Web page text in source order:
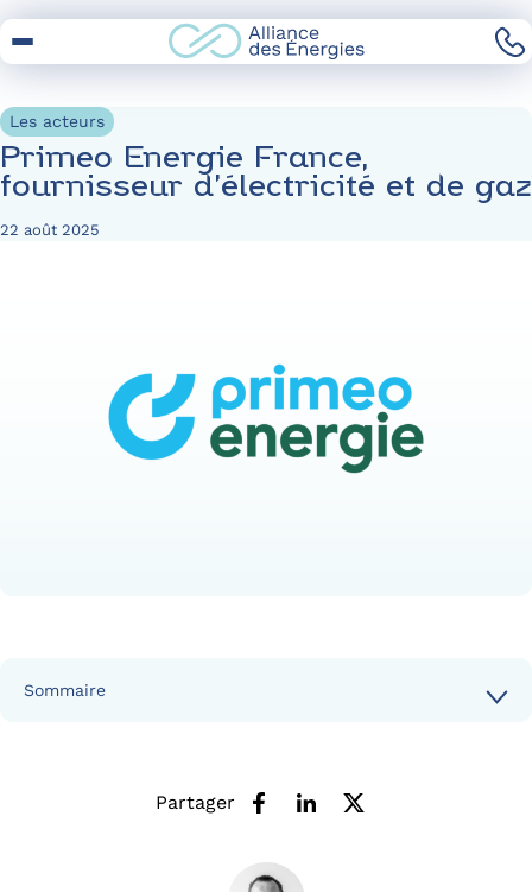
to
Les acteurs
Primeo Energie France,
fournisseur d’électricité et de gaz
22 août 2025
Sommaire
Partager